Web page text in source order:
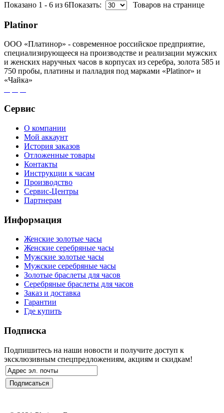
Показано 1 - 6 из 6Показать: Товаров на странице
Platinor
ООО «Платинор» - современное российское предприятие,
специализирующееся на производстве и реализации мужских
и женских наручных часов в корпусах из серебра, золота 585 и
750 пробы, платины и палладия под марками «Platinor» и
«Чайка»
Сервис
О компании
Мой аккаунт
История заказов
Отложенные товары
Контакты
Инструкции к часам
Производство
Сервис-Центры
Партнерам
Информация
Женские золотые часы
Женские серебряные часы
Мужские золотые часы
Мужские серебряные часы
Золотые браслеты для часов
Серебряные браслеты для часов
Заказ и доставка
Гарантии
Где купить
Подписка
Подпишитесь на наши новости и получите доступ к
эксклюзивным спецпредложениям, акциям и скидкам!